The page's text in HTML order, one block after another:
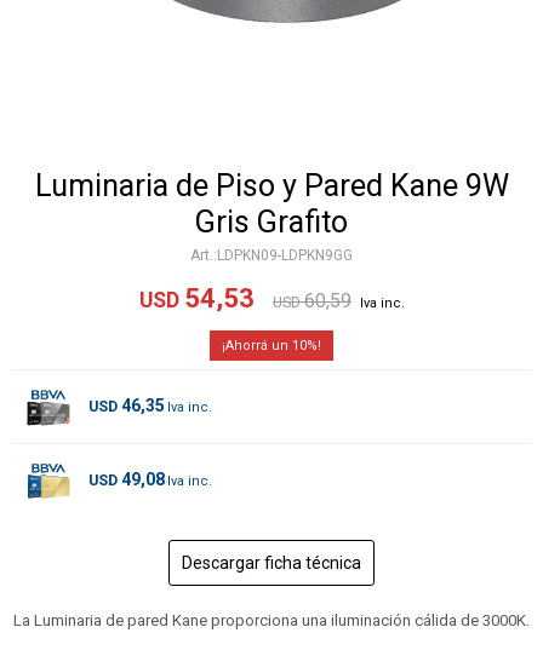
Luminaria de Piso y Pared Kane 9W
Gris Grafito
LDPKN09-LDPKN9GG
USD 54,53 USD 60,59
10
USD 46,35
USD 49,08
Descargar ficha técnica
La Luminaria de pared Kane proporciona una iluminación cálida de 3000K.